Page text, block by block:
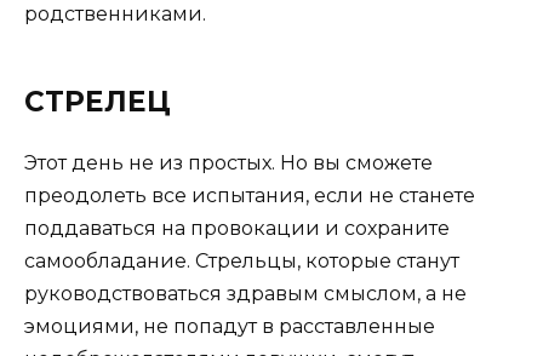
родственниками.
СТРЕЛЕЦ
Этот день не из простых. Но вы сможете
преодолеть все испытания, если не станете
поддаваться на провокации и сохраните
самообладание. Стрельцы, которые станут
руководствоваться здравым смыслом, а не
эмоциями, не попадут в расставленные